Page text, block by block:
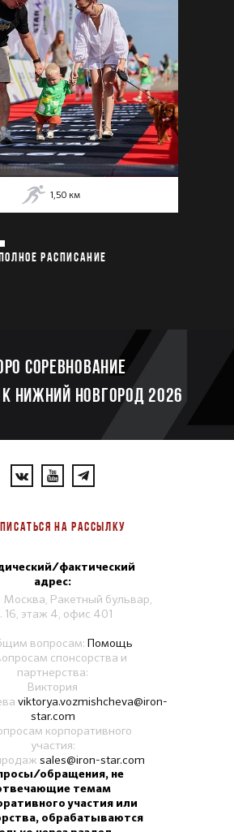
1,50 км
РАСПИСАНИЕ
соревнование
НИЖНИЙ НОВГОРОД 2026
НА РАССЫЛКУ
фактический
адрес:
Москва, Ракетный бульвар,
16, этаж 4, офис 401
вопросам: Помощь
спонсорства и
партнерства:
Виктория
viktorya.vozmishcheva@iron-
star.com
корпоративного
участия:
sales@iron-star.com
обращения, не
темам
участия или
обрабатываются